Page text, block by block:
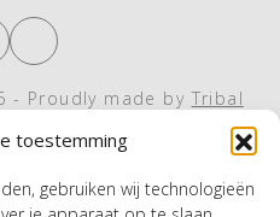
toestemming
gebruiken wij technologieën
- Proudly made by Tribal